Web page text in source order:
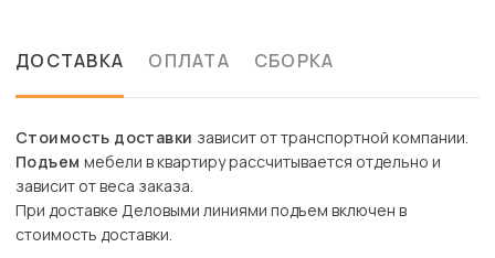
ДОСТАВКА ОПЛАТА СБОРКА
Стоимость доставки зависит от транспортной компании.
Подъем мебели в квартиру рассчитывается отдельно и
зависит от веса заказа.
При доставке Деловыми линиями подъем включен в
стоимость доставки.